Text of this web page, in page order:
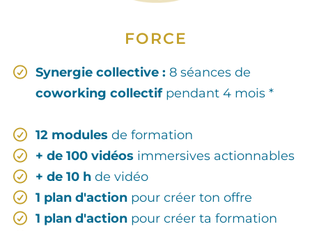
FORCE
Synergie collective : 8 séances de
coworking collectif pendant 4 mois *
12 modules de formation
+ de 100 vidéos immersives actionnables
+ de 10 h de vidéo
1 plan d'action pour créer ton offre
1 plan d'action pour créer ta formation